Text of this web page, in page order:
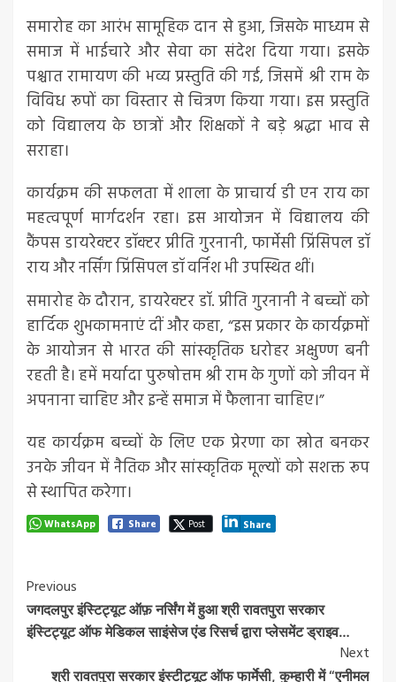
समारोह का आरंभ सामूहिक दान से हुआ, जिसके माध्यम से
समाज में भाईचारे और सेवा का संदेश दिया गया। इसके
पश्चात रामायण की भव्य प्रस्तुति की गई, जिसमें श्री राम के
विविध रूपों का विस्तार से चित्रण किया गया। इस प्रस्तुति
को विद्यालय के छात्रों और शिक्षकों ने बड़े श्रद्धा भाव से
सराहा।
कार्यक्रम की सफलता में शाला के प्राचार्य डी एन राय का
महत्वपूर्ण मार्गदर्शन रहा। इस आयोजन में विद्यालय की
कैंपस डायरेक्टर डॉक्टर प्रीति गुरनानी, फार्मेसी प्रिंसिपल डॉ
राय और नर्सिंग प्रिंसिपल डॉ वर्निश भी उपस्थित थीं।
समारोह के दौरान, डायरेक्टर डॉ. प्रीति गुरनानी ने बच्चों को
हार्दिक शुभकामनाएं दीं और कहा, “इस प्रकार के कार्यक्रमों
के आयोजन से भारत की सांस्कृतिक धरोहर अक्षुण्ण बनी
रहती है। हमें मर्यादा पुरुषोत्तम श्री राम के गुणों को जीवन में
अपनाना चाहिए और इन्हें समाज में फैलाना चाहिए।”
यह कार्यक्रम बच्चों के लिए एक प्रेरणा का स्रोत बनकर
उनके जीवन में नैतिक और सांस्कृतिक मूल्यों को सशक्त रूप
से स्थापित करेगा।
WhatsApp Share Post Share
Post
Navigation
Previous
जगदलपुर इंस्टिट्यूट ऑफ़ नर्सिंग में हुआ श्री रावतपुरा सरकार
इंस्टिट्यूट ऑफ मेडिकल साइंसेज एंड रिसर्च द्वारा प्लेसमेंट ड्राइव…
Next
श्री रावतपुरा सरकार इंस्टीट्यूट ऑफ फार्मेसी, कुम्हारी में “एनीमल